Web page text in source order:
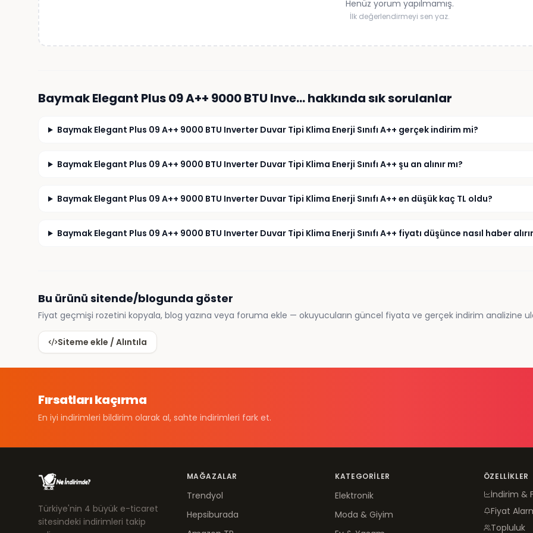
Henüz yorum yapılmamış.
İlk değerlendirmeyi sen yaz.
Baymak Elegant Plus 09 A++ 9000 BTU Inve…hakkında sık sorulanlar
Baymak Elegant Plus 09 A++ 9000 BTU Inverter Duvar Tipi Klima Enerji Sınıfı A++ gerçek indirim mi?
Baymak Elegant Plus 09 A++ 9000 BTU Inverter Duvar Tipi Klima Enerji Sınıfı A++ şu an alınır mı?
Baymak Elegant Plus 09 A++ 9000 BTU Inverter Duvar Tipi Klima Enerji Sınıfı A++ en düşük kaç TL oldu?
Baymak Elegant Plus 09 A++ 9000 BTU Inverter Duvar Tipi Klima Enerji Sınıfı A++ fiyatı düşünce nasıl haber
Bu ürünü sitende/blogunda göster
Fiyat geçmişi rozetini kopyala, blog yazına veya foruma ekle — okuyucuların güncel fiyata ve gerçek indirim analizine
Siteme ekle / Alıntıla
Fırsatları kaçırma
En iyi indirimleri bildirim olarak al, sahte indirimleri fark et.
Türkiye'nin 4 büyük e-ticaret
sitesindeki indirimleri takip
MAĞAZALAR
Trendyol
Hepsiburada
KATEGORILER
Elektronik
Moda & Giyim
ÖZELLIKLER
İndirim &
Fiyat
Topluluk